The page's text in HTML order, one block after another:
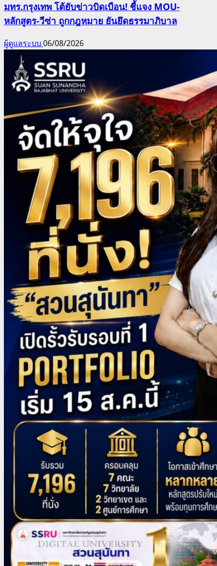
มทร.กรุงเทพ โต้ยับข่าวบิดเบือน! ชี้แจง MOU-
หลักสูตร-วีซ่า ถูกกฎหมาย ยันยึดธรรมาภิบาล
ผู้ดูแลระบบ 06/08/2026